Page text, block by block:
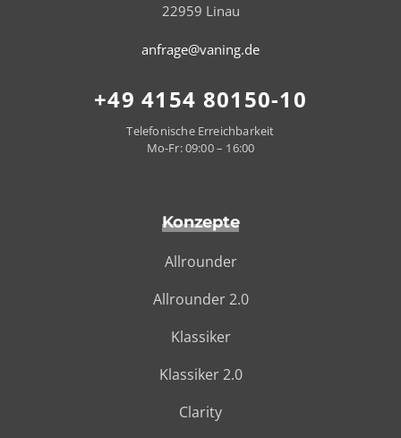
22959 Linau
anfrage@vaning.de
+49 4154 80150-10
Telefonische Erreichbarkeit
Mo-Fr: 09:00 – 16:00
Konzepte
Allrounder
Allrounder 2.0
Klassiker
Klassiker 2.0
Clarity